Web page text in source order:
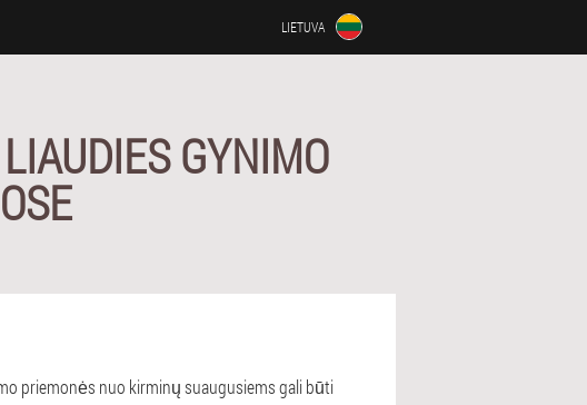
LIETUVA
GYNIMO
priemonės nuo kirminų suaugusiems gali būti